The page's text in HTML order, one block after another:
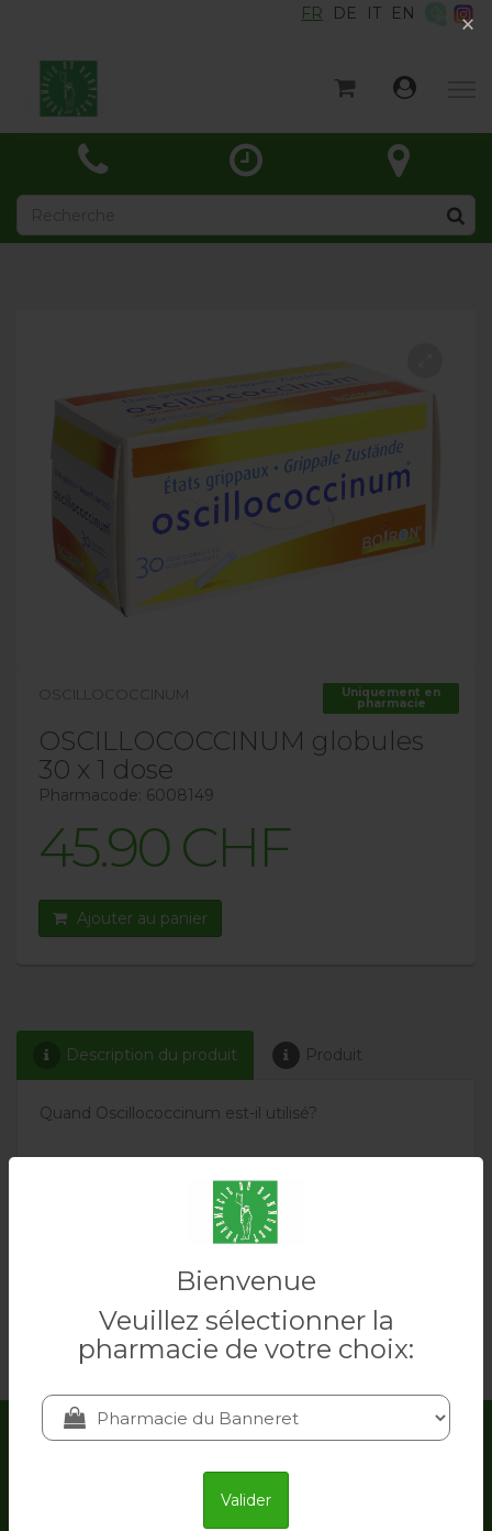
Bienvenue
Veuillez sélectionner la
pharmacie de votre choix:
Valider
×
FR DE IT EN
×
Accueil
Catégories
Actualités
À propos
OSCILLOCOCCINUM
OSCILLOCOCCINUM globules
30 x 1 dose
Pharmacode: 6008149
45.90 CHF
Uniquement en
pharmacie
Ajouter au panier
Description du produit Produit
Quand Oscillococcinum est-il utilisé?
peut être utilisé en cas de traitement préventif de la
grippe, d’état grippal à son début et d’état grippal
Utilisateur